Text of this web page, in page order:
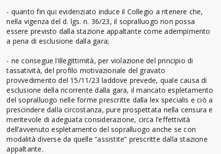
- quanto fin qui evidenziato induce il Collegio a ritenere che,
nella vigenza del d. lgs. n. 36/23, il sopralluogo non possa
essere previsto dalla stazione appaltante come adempimento
a pena di esclusione dalla gara;
- ne consegue l’illegittimità, per violazione del principio di
tassatività, del profilo motivazionale del gravato
provvedimento del 15/11/23 laddove prevede, quale causa di
esclusione della ricorrente dalla gara, il mancato espletamento
del sopralluogo nelle forme prescritte dalla lex specialis e ciò a
prescindere dalla circostanza, pure prospettata nella censura e
meritevole di adeguata considerazione, circa l’effettività
dell’avvenuto espletamento del sopralluogo anche se con
modalità diverse da quelle “assistite” prescritte dalla stazione
appaltante.